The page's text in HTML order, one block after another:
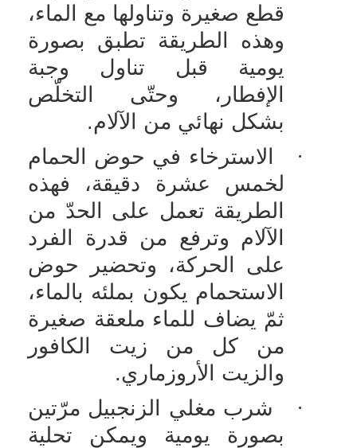
قطع صغيرة وتناولها مع الماء،
وهذه الطريقة تطبق بصورة
يومية قبل تناول وجبة
الإفطار، وحتّى التخلّص
بشكل نهائي من الآلام.
·
الاسترخاء في حوض الحمام
لخمس عشرة دقيقة، فهذه
الطريقة تعمل على الحدّ من
الآلام وترفع من قدرة الفرد
على الحركة، وتحضير حوض
الاستحمام يكون بملئه بالماء،
ثمّ يضاف للماء ملعقة صغيرة
من كل من زيت الكافور
والزيت الأروزماري.
·
شرب مغلي الزنجبيل مرّتين
بصورة يومية ويمكن تحلية